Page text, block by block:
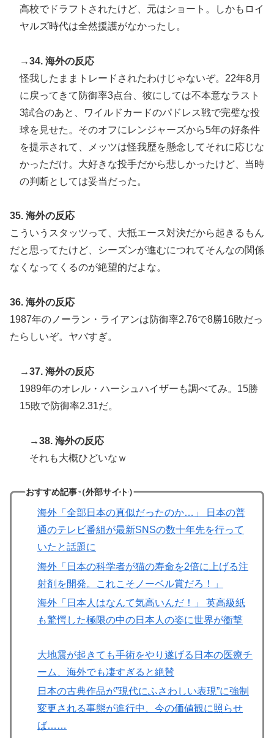
高校でドラフトされたけど、元はショート。しかもロイ
ヤルズ時代は全然援護がなかったし。
→34. 海外の反応
怪我したままトレードされたわけじゃないぞ。22年8月
に戻ってきて防御率3点台、彼にしては不本意なラスト
3試合のあと、ワイルドカードのパドレス戦で完璧な投
球を見せた。そのオフにレンジャーズから5年の好条件
を提示されて、メッツは怪我歴を懸念してそれに応じな
かっただけ。大好きな投手だから悲しかったけど、当時
の判断としては妥当だった。
35. 海外の反応
こういうスタッツって、大抵エース対決だから起きるもん
だと思ってたけど、シーズンが進むにつれてそんなの関係
なくなってくるのが絶望的だよな。
36. 海外の反応
1987年のノーラン・ライアンは防御率2.76で8勝16敗だっ
たらしいぞ。ヤバすぎ。
→37. 海外の反応
1989年のオレル・ハーシュハイザーも調べてみ。15勝
15敗で防御率2.31だ。
→38. 海外の反応
それも大概ひどいなｗ
おすすめ記事（外部サイト）
海外「全部日本の真似だったのか…」 日本の普
通のテレビ番組が最新SNSの数十年先を行って
いたと話題に
海外「日本の科学者が猫の寿命を2倍に上げる注
射剤を開発。これこそノーベル賞だろ！」
海外「日本人はなんて気高いんだ！」 英高級紙
も驚愕した極限の中の日本人の姿に世界が衝撃
大地震が起きても手術をやり遂げる日本の医療チ
ーム、海外でも凄すぎると絶賛
日本の古典作品が”現代にふさわしい表現”に強制
変更される事態が進行中、今の価値観に照らせ
ば……